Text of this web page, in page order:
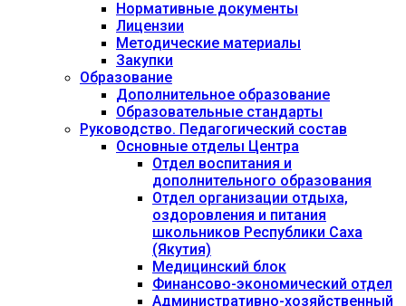
Нормативные документы
Лицензии
Методические материалы
Закупки
Образование
Дополнительное образование
Образовательные стандарты
Руководство. Педагогический состав
Основные отделы Центра
Отдел воспитания и
дополнительного образования
Отдел организации отдыха,
оздоровления и питания
школьников Республики Саха
(Якутия)
Медицинский блок
Финансово-экономический отдел
Административно-хозяйственный